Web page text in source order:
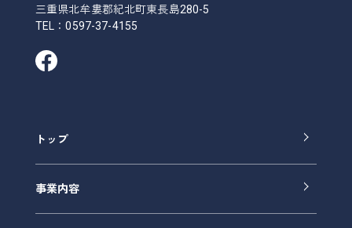
三重県北牟婁郡紀北町東長島280-5
TEL：0597-37-4155
トップ
事業内容